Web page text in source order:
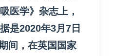
医学》杂志上，
是2020年3月7日
间，在英国国家